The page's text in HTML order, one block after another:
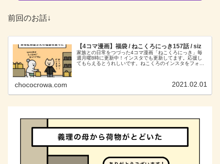
前回のお話↓
【4コマ漫画】福袋 / ねこくろにっき157話 / siz
家族との日常をつづった4コマ漫画「ねこくろにっき」毎
週月曜8時に更新中！インスタでも更新してます。応援し
てもらえるとうれしいです。ねこくろのインスタをフォロ
chococrowa.com 2021.02.01